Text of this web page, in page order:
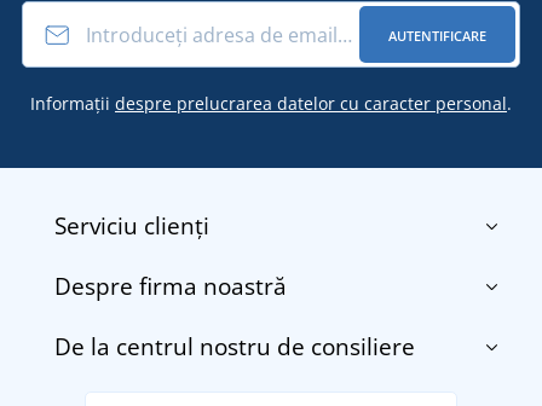
AUTENTIFICARE
Informații despre prelucrarea datelor cu caracter personal.
Serviciu clienți
Contact
Transport și plată
Returnarea bunurilor și reclamații
Despre firma noastră
Despre noi
De la centrul nostru de consiliere